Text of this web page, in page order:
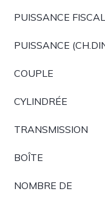
PUISSANCE
PUISSANCE
COUPLE
CYLINDRÉE
TRANSMISSION
BOÎTE
NOMBRE DE